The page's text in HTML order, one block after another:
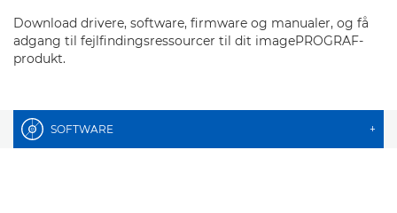
Download drivere, software, firmware og manualer, og få
adgang til fejlfindingsressourcer til dit imagePROGRAF-
produkt.
SOFTWARE +